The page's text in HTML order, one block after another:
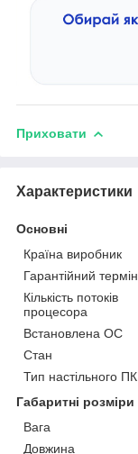
Приховати
Характеристики
Основні
Країна виробник
Гарантійний термін
Кількість потоків
процесора
Встановлена ОС
Стан
Тип настільного ПК
Габаритні розміри
Вага
Довжина